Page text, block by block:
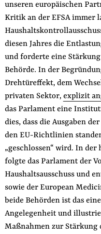
unseren europäischen
Kritik an der EFSA immer
diesen Jahres die
und forderte eine
Behörde. In der
Drehtüreffekt, dem
privaten Sektor, explizit
das Parlament eine
dies, dass die Ausgaben
den EU-Richtlinien
„geschlossen“ wird. In
folgte das Parlament der
Haushaltsausschuss und
sowie der European
beide Behörden ist das
Angelegenheit und
Maßnahmen zur Stärkung